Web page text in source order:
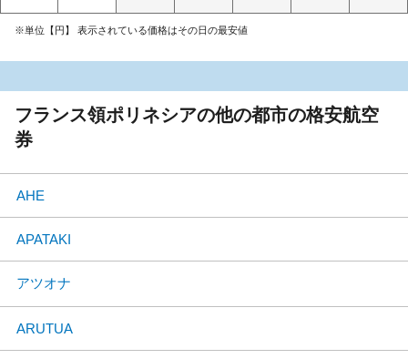
※単位【円】 表示されている価格はその日の最安値
フランス領ポリネシアの他の都市の格安航空
券
AHE
APATAKI
アツオナ
ARUTUA